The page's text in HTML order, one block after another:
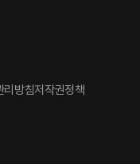
리방침저작권정책